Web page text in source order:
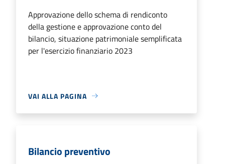
Approvazione dello schema di rendiconto
della gestione e approvazione conto del
bilancio, situazione patrimoniale semplificata
per l'esercizio finanziario 2023
VAI ALLA PAGINA
Bilancio preventivo